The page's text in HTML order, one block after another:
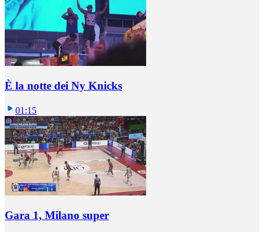
È la notte dei Ny Knicks
01:15
Gara 1, Milano super